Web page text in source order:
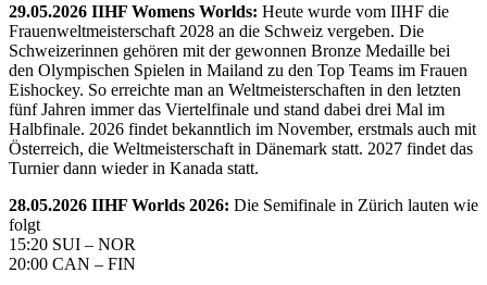
29.05.2026 IIHF Womens Worlds: Heute wurde vom IIHF die
Frauenweltmeisterschaft 2028 an die Schweiz vergeben. Die
Schweizerinnen gehören mit der gewonnen Bronze Medaille bei
den Olympischen Spielen in Mailand zu den Top Teams im Frauen
Eishockey. So erreichte man an Weltmeisterschaften in den letzten
fünf Jahren immer das Viertelfinale und stand dabei drei Mal im
Halbfinale. 2026 findet bekanntlich im November, erstmals auch mit
Österreich, die Weltmeisterschaft in Dänemark statt. 2027 findet das
Turnier dann wieder in Kanada statt.
28.05.2026 IIHF Worlds 2026: Die Semifinale in Zürich lauten wie
folgt
15:20 SUI – NOR
20:00 CAN – FIN